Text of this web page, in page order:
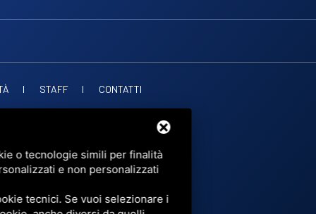
STAFF CONTATTI
o tecnologie simili per finalità
e non personalizzati
tecnici. Se vuoi selezionare i